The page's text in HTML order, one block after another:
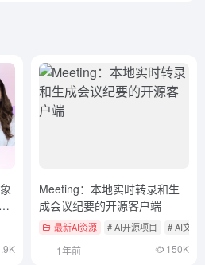
Meeting：本地实时转录和生
成会议纪要的开源客户端
最新AI资源 # AI开源项目 # AI文本
1年前 150K